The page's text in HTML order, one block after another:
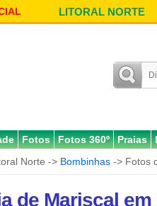
LITORAL NORTE
Fotos Fotos 360º Praias
Norte -> Bombinhas -> Fotos
de Mariscal